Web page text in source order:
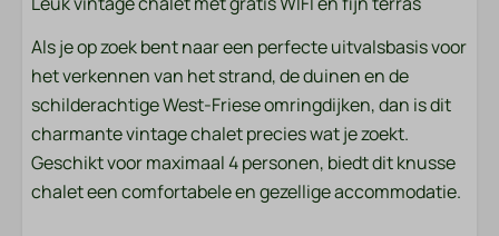
Visvijver (grenzend aan het park)
Fietsverhuur (van 1 april tot 31 oktober)
Oplaadpunten voor elektrische auto's
Sportveld (voetbal, volleybal, badminton)
Wasmachine en droger (betaald)
Badkamer
Als je op zoek bent naar een perfecte uitvalsbasis voor
het verkennen van het strand, de duinen en de
schilderachtige West-Friese omringdijken, dan is dit
charmante vintage chalet precies wat je zoekt.
Geschikt voor maximaal 4 personen, biedt dit knusse
chalet een comfortabele en gezellige accommodatie.